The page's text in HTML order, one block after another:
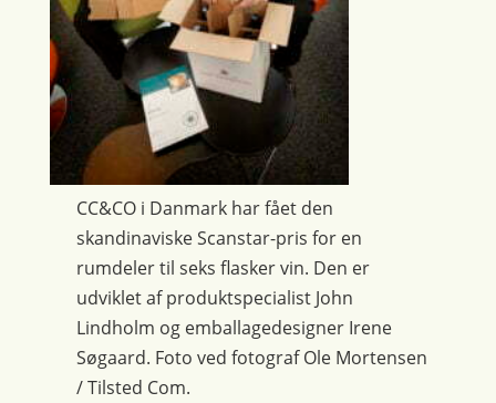
CC&CO i Danmark har fået den
skandinaviske Scanstar-pris for en
rumdeler til seks flasker vin. Den er
udviklet af produktspecialist John
Lindholm og emballagedesigner Irene
Søgaard. Foto ved fotograf Ole Mortensen
/ Tilsted Com.